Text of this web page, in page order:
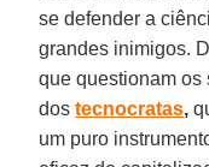
se defender a
grandes inimigos.
que questionam os
dostecnocratas,
um puro